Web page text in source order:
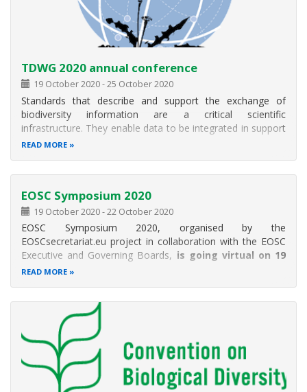
TDWG 2020 annual conference
19 October 2020-25 October 2020
Standards that describe and support the exchange of
biodiversity information are a critical scientific
infrastructure. They enable data to be integrated in support
of research, as well as decision-making and conservation
READ MORE
EOSC Symposium 2020
19 October 2020-22 October 2020
EOSC Symposium 2020, organised by the
EOSCsecretariat.eu project in collaboration with the EOSC
Executive and Governing Boards, is going virtual on 19
to 22 October 2020 (mornings only).
The main objectives of this year Symposium are:
to show the value of EOSC to research performing
READ MORE